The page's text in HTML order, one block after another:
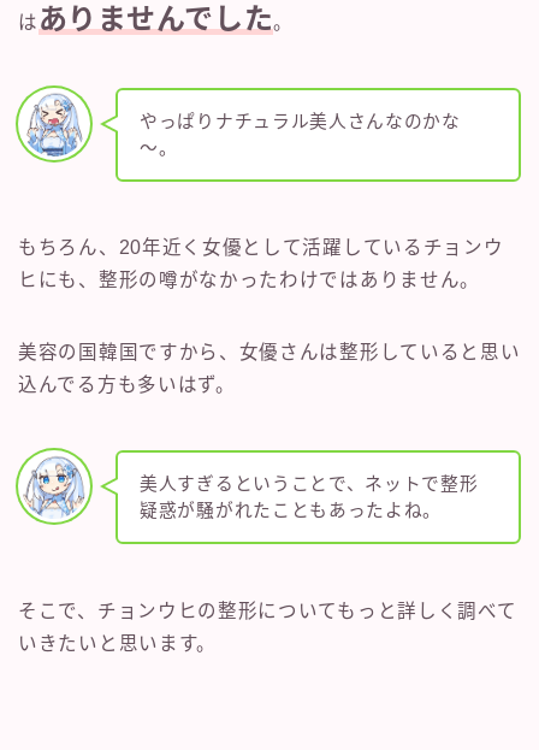
は ありませんでした。
やっぱりナチュラル美人さんなのかな
～。
もちろん、20年近く女優として活躍しているチョンウ
ヒにも、整形の噂がなかったわけではありません。
美容の国韓国ですから、女優さんは整形していると思い
込んでる方も多いはず。
美人すぎるということで、ネットで整形
疑惑が騒がれたこともあったよね。
そこで、チョンウヒの整形についてもっと詳しく調べて
いきたいと思います。